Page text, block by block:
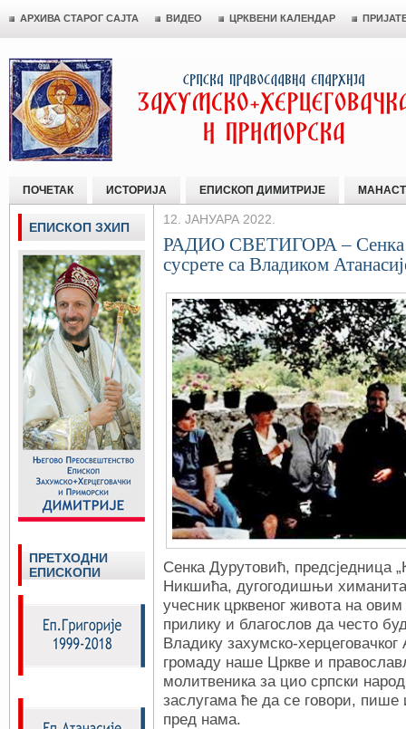
АРХИВА СТАРОГ САЈТА ВИДЕО ЦРКВЕНИ КАЛЕНДАР
ПОЧЕТАК ИСТОРИЈА ЕПИСКОП ДИМИТРИЈЕ
12. ЈАНУАРА 2022.
РАДИО СВЕТИГОРА – Сенка
сусрете са Владиком
Сенка Дурутовић, предсједница
Никшића, дугогодишњи
учесник црквеног живота на
прилику и благослов да често
Владику захумско-
громаду наше Цркве и
молитвеника за цио српски
заслугама ће да се говори, пише
пред нама.
ЕПИСКОП ЗХИП
ПРЕТХОДНИ
ЕПИСКОПИ